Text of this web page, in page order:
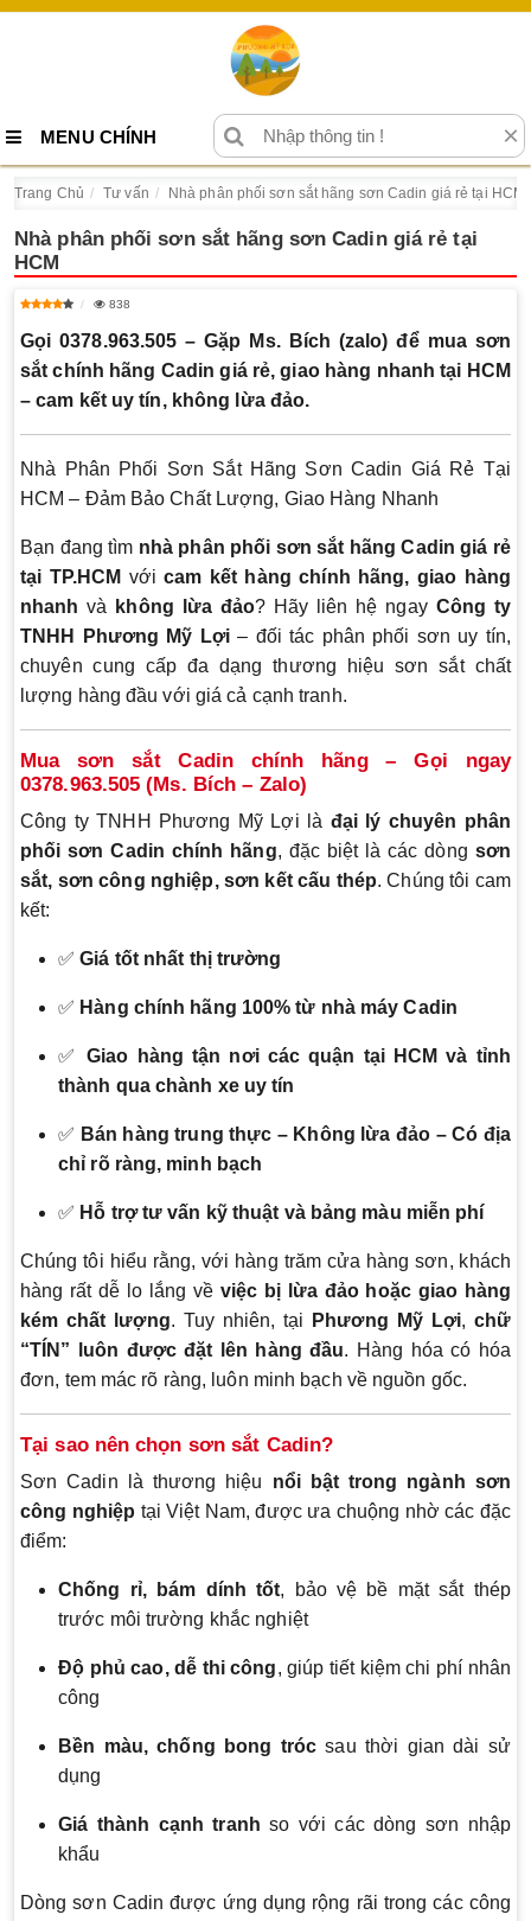
MENU CHÍNH ×
Trang Chủ Tư vấn Nhà phân phối sơn sắt hãng sơn Cadin giá rẻ tại HCM
Nhà phân phối sơn sắt hãng sơn Cadin giá rẻ tại
HCM
838
Gọi 0378.963.505 – Gặp Ms. Bích (zalo) để mua sơn
sắt chính hãng Cadin giá rẻ, giao hàng nhanh tại HCM
– cam kết uy tín, không lừa đảo.
Nhà Phân Phối Sơn Sắt Hãng Sơn Cadin Giá Rẻ Tại
HCM – Đảm Bảo Chất Lượng, Giao Hàng Nhanh
Bạn đang tìm nhà phân phối sơn sắt hãng Cadin giá rẻ
tại TP.HCM vớicam kết hàng chính hãng, giao hàng
nhanh và không lừa đảo? Hãy liên hệ ngay Công ty
TNHH Phương Mỹ Lợi – đối tác phân phối sơn uy tín,
chuyên cung cấp đa dạng thương hiệu sơn sắt chất
lượng hàng đầu với giá cả cạnh tranh.
Mua sơn sắt Cadin chính hãng – Gọi ngay
0378.963.505 (Ms. Bích – Zalo)
Công ty TNHH Phương Mỹ Lợi là đại lý chuyên phân
phối sơn Cadin chính hãng, đặc biệt là các dòng sơn
sắt, sơn công nghiệp, sơn kết cấu thép. Chúng tôi cam
kết:
✅Giá tốt nhất thị trường
✅ Hàng chính hãng 100% từ nhà máy Cadin
✅Giao hàng tận nơi các quận tại HCM và tỉnh
thành qua chành xe uy tín
✅ Bán hàng trung thực – Không lừa đảo – Có địa
chỉ rõ ràng, minh bạch
✅ Hỗ trợ tư vấn kỹ thuật và bảng màu miễn phí
Chúng tôi hiểu rằng, với hàng trăm cửa hàng sơn, khách
hàng rất dễ lo lắng về việc bị lừa đảo hoặc giao hàng
kém chất lượng. Tuy nhiên, tại Phương Mỹ Lợi, chữ
“TÍN” luôn được đặt lên hàng đầu. Hàng hóa có hóa
đơn, tem mác rõ ràng, luôn minh bạch về nguồn gốc.
Tại sao nên chọn sơn sắt Cadin?
Sơn Cadin là thương hiệu nổi bật trong ngành sơn
công nghiệp tại Việt Nam, được ưa chuộng nhờ các đặc
điểm:
Chống rỉ, bám dính tốt, bảo vệ bề mặt sắt thép
trước môi trường khắc nghiệt
Độ phủ cao, dễ thi công, giúp tiết kiệm chi phí nhân
công
Bền màu, chống bong tróc sau thời gian dài sử
dụng
Giá thành cạnh tranh so với các dòng sơn nhập
khẩu
Dòng sơn Cadin được ứng dụng rộng rãi trong các công